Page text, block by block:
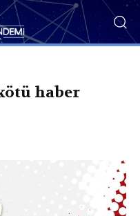
haber